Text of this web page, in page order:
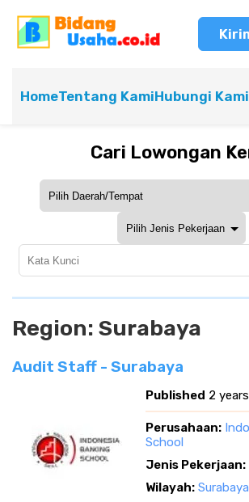
HomeTentang KamiHubungi Kami
Cari Lowongan
Region: Surabaya
Audit Staff - Surabaya
Published 2
Perusahaan:
School
Jenis Pekerjaan:
Wilayah: Surabaya